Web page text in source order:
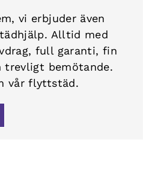
vi erbjuder även
Alltid med
full garanti, fin
trevligt bemötande.
vår flyttstäd.